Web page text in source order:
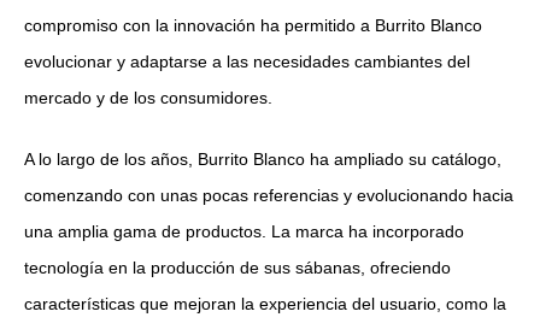
compromiso con la innovación ha permitido a Burrito Blanco
evolucionar y adaptarse a las necesidades cambiantes del
mercado y de los consumidores.
A lo largo de los años, Burrito Blanco ha ampliado su catálogo,
comenzando con unas pocas referencias y evolucionando hacia
una amplia gama de productos. La marca ha incorporado
tecnología en la producción de sus sábanas, ofreciendo
características que mejoran la experiencia del usuario, como la